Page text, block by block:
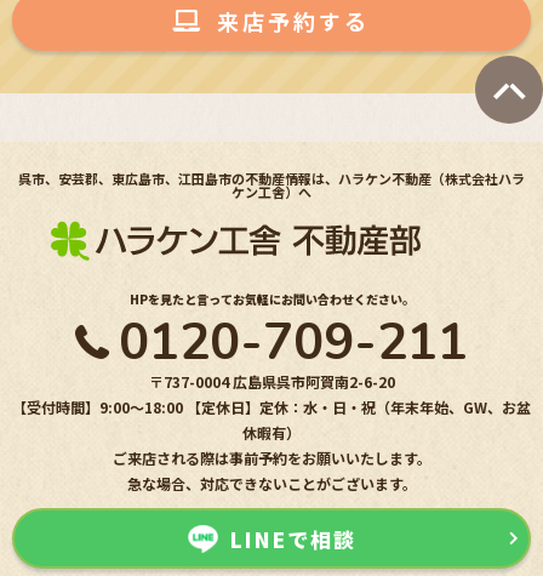
来店予約する
呉市、安芸郡、東広島市、江田島市の不動産情報は、ハラケン不動産（株式会社ハラ
ケン工舎）へ
HPを見たと言ってお気軽にお問い合わせください。
0120-709-211
〒737-0004 広島県呉市阿賀南2-6-20
【受付時間】9:00〜18:00 【定休日】定休：水・日・祝（年末年始、GW、お盆
休暇有）
ご来店される際は事前予約をお願いいたします。
急な場合、対応できないことがございます。
LINEで相談